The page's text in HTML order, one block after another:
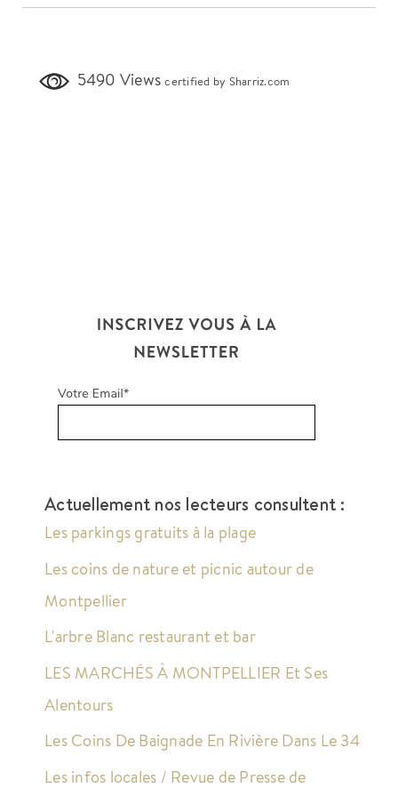
5490 Viewscertified by Sharriz.com
Actuellement nos lecteurs consultent :
Les parkings gratuits à la plage
Les coins de nature et picnic autour de
Montpellier
L'arbre Blanc restaurant et bar
LES MARCHÉS À MONTPELLIER Et Ses
Alentours
Les Coins De Baignade En Rivière Dans Le 34
Les infos locales / Revue de Presse de